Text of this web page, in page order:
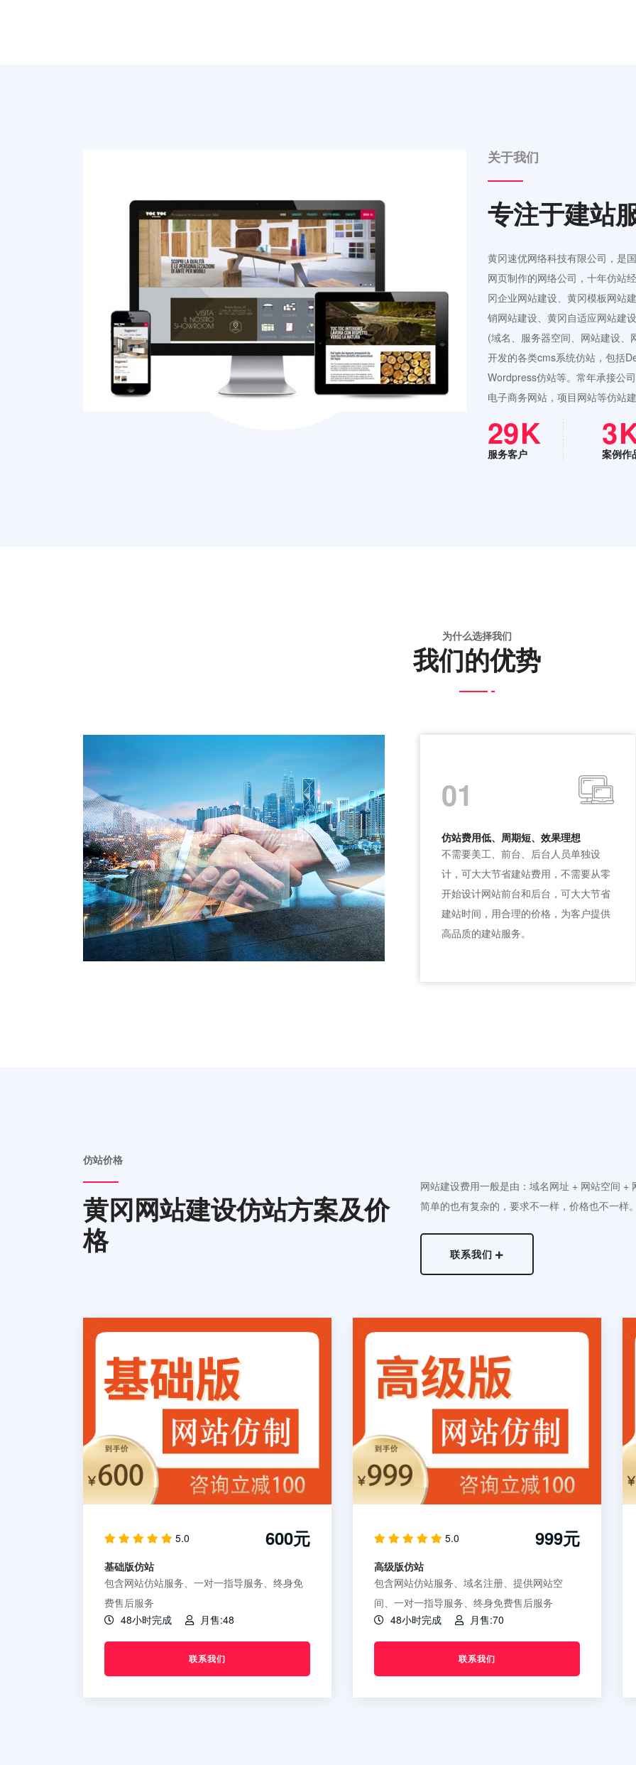
关于我们
专注于建站
黄冈速优网络科技有限公司，是
网页制作的网络公司，十年仿站
冈企业网站建设、黄冈模板网站
销网站建设、黄冈自适应网站建
(域名、服务器空间、网站建设
开发的各类cms系统仿站，包括
Wordpress仿站等。常年承接公
电子商务网站，项目网站等仿站
42
服务客户
4
案例作
为什么选择我们
我们的优势
01
仿站费用低、周期短、效果理想
不需要美工、前台、后台人员单独设
计，可大大节省建站费用，不需要从零
开始设计网站前台和后台，可大大节省
建站时间，用合理的价格，为客户提供
高品质的建站服务。
仿站价格
黄冈网站建设仿站方案及价
格
网站建设费用一般是由：域名网址 + 网站空间 +
简单的也有复杂的，要求不一样，价格也不一样
联系我们
5.0 600元
基础版仿站
包含网站仿站服务、一对一指导服务、终身免
费售后服务
48小时完成
月售:48
联系我们
5.0 999元
高级版仿站
包含网站仿站服务、域名注册、提供网站空
间、一对一指导服务、终身免费售后服务
48小时完成
月售:70
联系我们